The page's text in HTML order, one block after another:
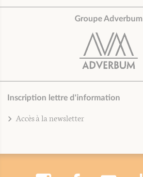
Groupe Adverbum
Inscription lettre d'information
Accès à la newsletter